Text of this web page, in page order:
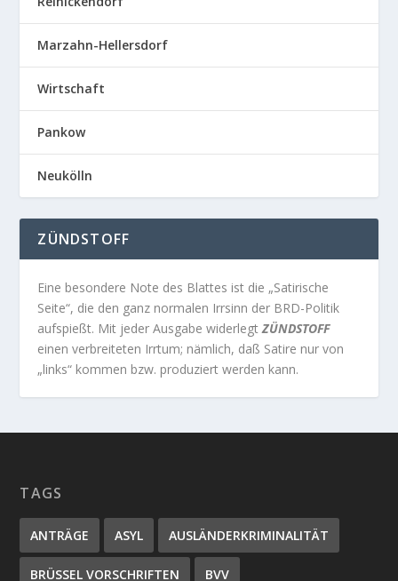
Marzahn-Hellersdorf
Wirtschaft
Pankow
Neukölln
ZÜNDSTOFF
Eine besondere Note des Blattes ist die „Satirische
Seite“, die den ganz normalen Irrsinn der BRD-Politik
aufspießt. Mit jeder Ausgabe widerlegtZÜNDSTOFF
einen verbreiteten Irrtum; nämlich, daß Satire nur von
„links“ kommen bzw. produziert werden kann.
TAGS
ANTRÄGE ASYL AUSLÄNDERKRIMINALITÄT
BRÜSSEL VORSCHRIFTEN BVV